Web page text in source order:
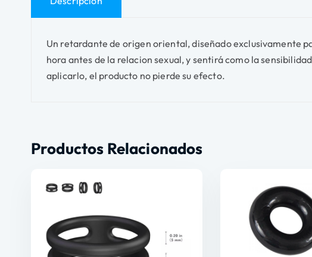
Un retardante de origen oriental, diseñado exclusivamente
hora antes de la relacion sexual, y sentirá como la
aplicarlo, el producto no pierde su efecto.
Productos Relacionados